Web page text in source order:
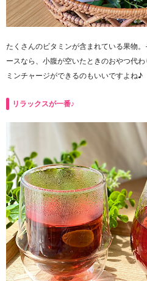
たくさんのビタミンが含まれている果物
ースなら、小腹が空いたときのおやつ代
ミンチャージができるのもいいですよね♪
リラックスが一番♪